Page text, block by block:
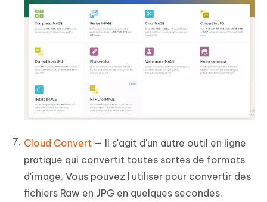
Cloud Convert — Il s'agit d'un autre outil en ligne
pratique qui convertit toutes sortes de formats
d'image. Vous pouvez l'utiliser pour convertir des
fichiers Raw en JPG en quelques secondes.